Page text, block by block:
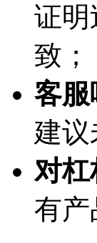
证明
致；
客服
建
对杠
有产